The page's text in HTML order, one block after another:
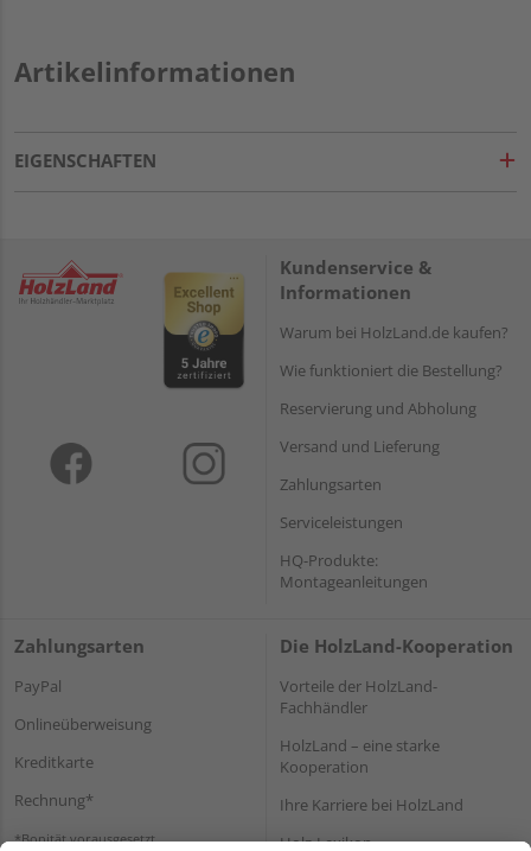
Artikelinformationen
EIGENSCHAFTEN
Kundenservice &
Informationen
Warum bei HolzLand.de kaufen?
Wie funktioniert die Bestellung?
Reservierung und Abholung
Versand und Lieferung
Zahlungsarten
Serviceleistungen
HQ-Produkte:
Montageanleitungen
Zahlungsarten
PayPal
Onlineüberweisung
Kreditkarte
Rechnung*
*Bonität vorausgesetzt
Die HolzLand-Kooperation
Vorteile der HolzLand-
Fachhändler
HolzLand – eine starke
Kooperation
Ihre Karriere bei HolzLand
Holz-Lexikon